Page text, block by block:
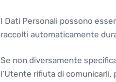
I Dati Personali possono
raccolti automaticamente
Se non diversamente
l’Utente rifiuta di